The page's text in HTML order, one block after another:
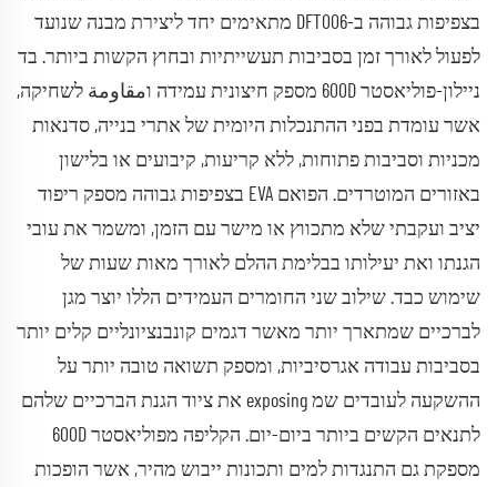
בצפיפות גבוהה ב-DFT006 מתאימים יחד ליצירת מבנה שנועד
לפעול לאורך זמן בסביבות תעשייתיות ובחוץ הקשות ביותר. בד
ניילון-פוליאסטר 600D מספק חיצונית עמידה וمقاومة לשחיקה,
אשר עומדת בפני ההתנכלות היומית של אתרי בנייה, סדנאות
מכניות וסביבות פתוחות, ללא קריעות, קיבועים או בלישון
באזורים המוטרדים. הפואם EVA בצפיפות גבוהה מספק ריפוד
יציב ועקבתי שלא מתכווץ או מישר עם הזמן, ומשמר את עובי
הגנתו ואת יעילותו בבלימת ההלם לאורך מאות שעות של
שימוש כבד. שילוב שני החומרים העמידים הללו יוצר מגן
לברכיים שמתארך יותר מאשר דגמים קונבנציונליים קלים יותר
בסביבות עבודה אגרסיביות, ומספק תשואה טובה יותר על
ההשקעה לעובדים שמ exposing את ציוד הגנת הברכיים שלהם
לתנאים הקשים ביותר ביום-יום. הקליפה מפוליאסטר 600D
מספקת גם התנגדות למים ותכונות ייבוש מהיר, אשר הופכות